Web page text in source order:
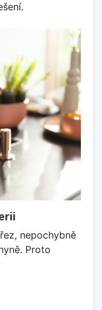
nepochybně
Proto